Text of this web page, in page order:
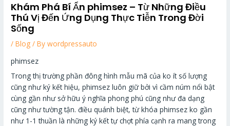
Khám Phá Bí Ẩn phimsez – Từ Những Điều
Thú Vị Đến Ứng Dụng Thực Tiễn Trong Đời
Sống
/Blog / Bywordpressauto
phimsez
Trong thị trường phần đông hình mẫu mã của ko ít số lượng
cũng như ký kết hiệu, phimsez luôn giữ bởi vì cầm núm nổi bật
cùng gần như sở hữu ý nghĩa phong phú cũng như đa dạng
cũng như tường tận. điều quánh biệt, từ khóa phimsez ko gần
như 1-1 thuần là những ký kết tự chợt phía cạnh ra mang trong